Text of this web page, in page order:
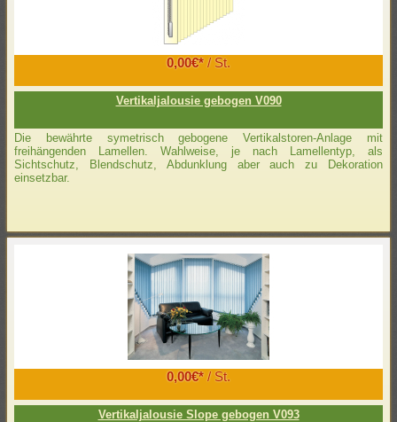
0,00€*/ St.
Vertikaljalousie gebogen V090
Die bewährte symetrisch gebogene Vertikalstoren-Anlage mit
freihängenden Lamellen. Wahlweise, je nach Lamellentyp, als
Sichtschutz, Blendschutz, Abdunklung aber auch zu Dekoration
einsetzbar.
0,00€*/ St.
Vertikaljalousie Slope gebogen V093